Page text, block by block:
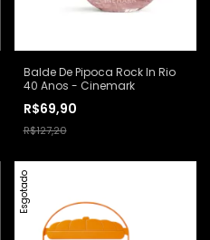
Balde De Pipoca Rock In Rio
40 Anos - Cinemark
R$69,90
R$127,20
Esgotado